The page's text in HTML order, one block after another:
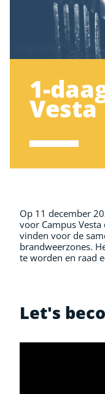
1-
Vesta
Op 11 december
voor Campus
vinden voor de
brandweerzones.
te worden en raad
Let's